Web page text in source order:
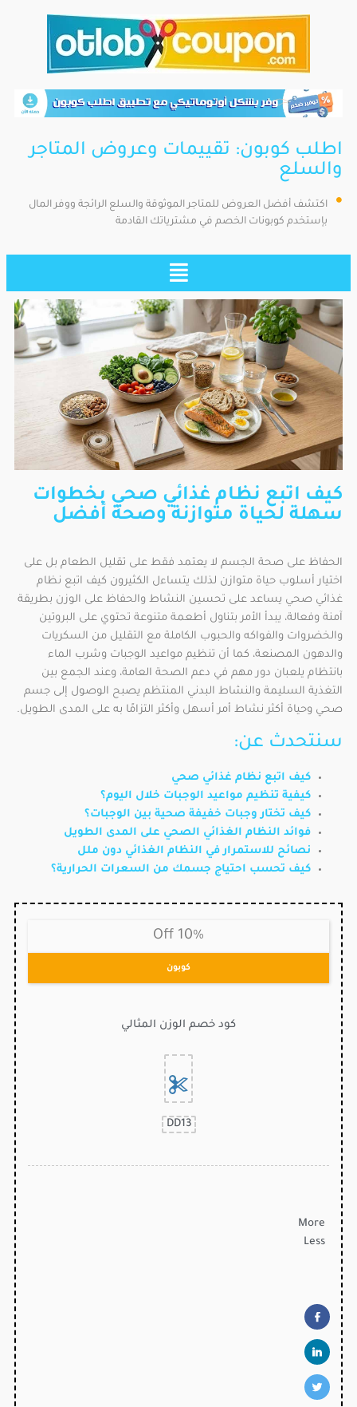
اطلب كوبون: تقييمات وعروض المتاجر
والسلع
اكتشف أفضل العروض للمتاجر الموثوقة والسلع الرائجة ووفر المال
بإستخدم كوبونات الخصم في مشترياتك القادمة
كيف اتبع نظام غذائي صحي بخطوات
سهلة لحياة متوازنة وصحة أفضل
الحفاظ على صحة الجسم لا يعتمد فقط على تقليل الطعام بل على
اختيار أسلوب حياة متوازن لذلك يتساءل الكثيرون كيف اتبع نظام
غذائي صحي يساعد على تحسين النشاط والحفاظ على الوزن بطريقة
آمنة وفعالة، يبدأ الأمر بتناول أطعمة متنوعة تحتوي على البروتين
والخضروات والفواكه والحبوب الكاملة مع التقليل من السكريات
والدهون المصنعة، كما أن تنظيم مواعيد الوجبات وشرب الماء
بانتظام يلعبان دور مهم في دعم الصحة العامة، وعند الجمع بين
التغذية السليمة والنشاط البدني المنتظم يصبح الوصول إلى جسم
صحي وحياة أكثر نشاط أمر أسهل وأكثر التزامًا به على المدى الطويل.
سنتحدث عن:
كيف اتبع نظام غذائي صحي
كيفية تنظيم مواعيد الوجبات خلال اليوم؟
كيف تختار وجبات خفيفة صحية بين الوجبات؟
فوائد النظام الغذائي الصحي على المدى الطويل
نصائح للاستمرار في النظام الغذائي دون ملل
كيف تحسب احتياج جسمك من السعرات الحرارية؟
10% Off
كوبون
كود خصم الوزن المثالي
DD13
More
Less